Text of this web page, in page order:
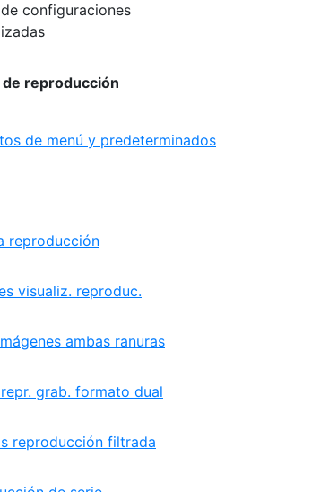
configuraciones
de reproducción
de menú y predeterminados
reproducción
visualiz. reproduc.
ambas ranuras
repr. grab. formato dual
reproducción filtrada